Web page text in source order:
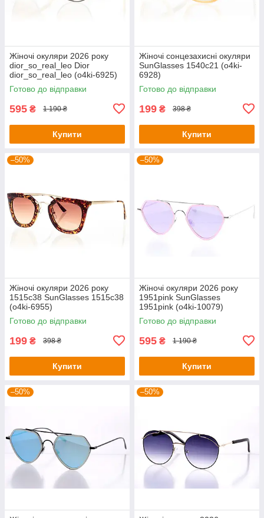
Жіночі окуляри 2026 року
dior_so_real_leo Dior
dior_so_real_leo (o4ki-6925)
Готово до відправки
595 ₴ 1 190 ₴
Купити
Жіночі сонцезахисні окуляри
SunGlasses 1540c21 (o4ki-
6928)
Готово до відправки
199 ₴ 398 ₴
Купити
–50%
Жіночі окуляри 2026 року
1515c38 SunGlasses 1515c38
(o4ki-6955)
Готово до відправки
199 ₴ 398 ₴
Купити
–50%
Жіночі окуляри 2026 року
1951pink SunGlasses
1951pink (o4ki-10079)
Готово до відправки
595 ₴ 1 190 ₴
Купити
–50% –50%